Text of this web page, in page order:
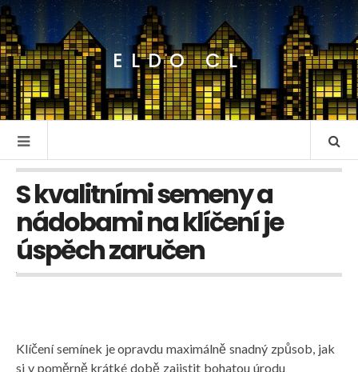
ELDO CL
S kvalitními semeny a
nádobami na klíčení je
úspěch zaručen
Klíčení semínek je opravdu maximálně snadný způsob, jak
si v poměrně krátké době zajistit bohatou úrodu